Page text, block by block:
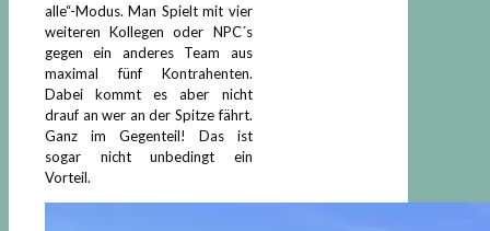
alle“-Modus. Man Spielt mit vier
weiteren Kollegen oder NPC´s
gegen ein anderes Team aus
maximal fünf Kontrahenten.
Dabei kommt es aber nicht
drauf an wer an der Spitze fährt.
Ganz im Gegenteil! Das ist
sogar nicht unbedingt ein
Vorteil.